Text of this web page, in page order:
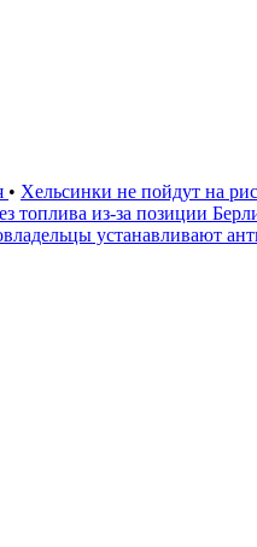
• Хельсинки не пойдут на
топлива из-за позиции
устанавливают